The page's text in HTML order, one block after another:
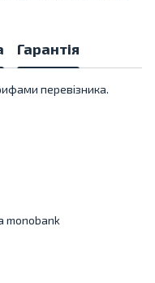
Гарантія
перевізника.
monobank